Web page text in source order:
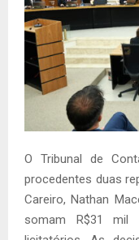
O Tribunal de
procedentes duas
Careiro, Nathan
somam R$31 mil